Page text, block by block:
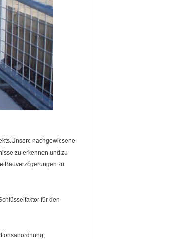
nachgewiesene
zu erkennen und zu
Bauverzögerungen zu
für den